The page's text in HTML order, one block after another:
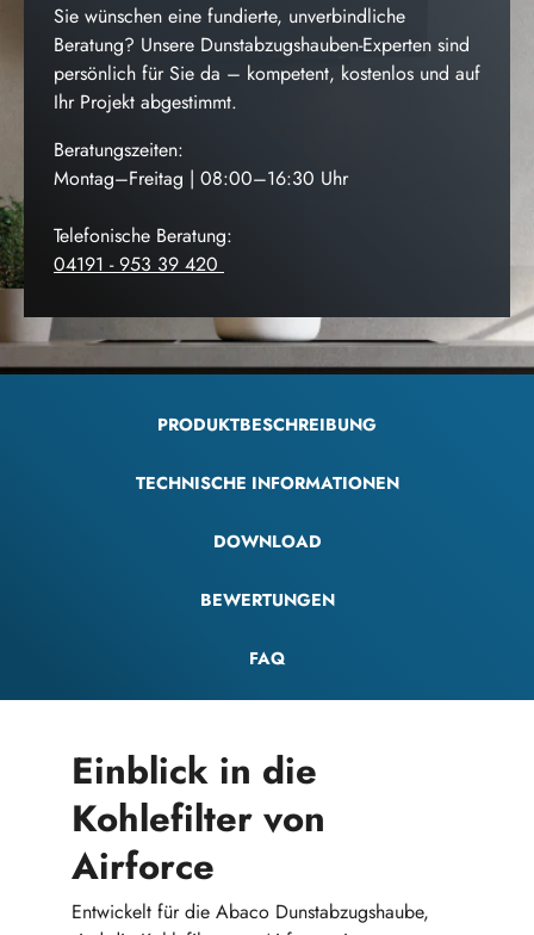
Sie wünschen eine fundierte, unverbindliche
Beratung? Unsere Dunstabzugshauben-Experten sind
persönlich für Sie da – kompetent, kostenlos und auf
Ihr Projekt abgestimmt.
Beratungszeiten:
Montag–Freitag | 08:00–16:30 Uhr
Telefonische Beratung:
04191 - 953 39 420
PRODUKTBESCHREIBUNG
TECHNISCHE INFORMATIONEN
DOWNLOAD
BEWERTUNGEN
FAQ
Einblick in die
Kohlefilter von
Airforce
Entwickelt für die Abaco Dunstabzugshaube,